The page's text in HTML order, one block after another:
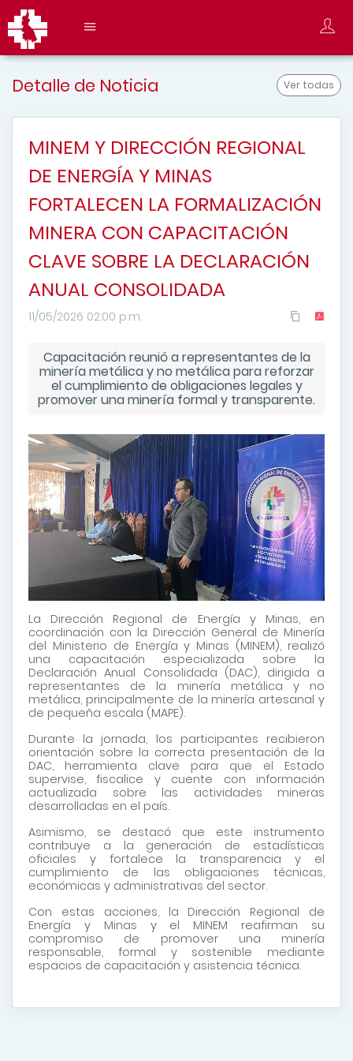
Ver todas
Detalle de Noticia
MINEM Y DIRECCIÓN REGIONAL
DE ENERGÍA Y MINAS
FORTALECEN LA FORMALIZACIÓN
MINERA CON CAPACITACIÓN
CLAVE SOBRE LA DECLARACIÓN
ANUAL CONSOLIDADA
11/05/2026 02:00 p.m.
Capacitación reunió a representantes de la
minería metálica y no metálica para reforzar
el cumplimiento de obligaciones legales y
promover una minería formal y transparente.
La Dirección Regional de Energía y Minas, en
coordinación con la Dirección General de Minería
del Ministerio de Energía y Minas (MINEM), realizó
una capacitación especializada sobre la
Declaración Anual Consolidada (DAC), dirigida a
representantes de la minería metálica y no
metálica, principalmente de la minería artesanal y
de pequeña escala (MAPE).
Durante la jornada, los participantes recibieron
orientación sobre la correcta presentación de la
DAC, herramienta clave para que el Estado
supervise, fiscalice y cuente con información
actualizada sobre las actividades mineras
desarrolladas en el país.
Asimismo, se destacó que este instrumento
contribuye a la generación de estadísticas
oficiales y fortalece la transparencia y el
cumplimiento de las obligaciones técnicas,
económicas y administrativas del sector.
Con estas acciones, la Dirección Regional de
Energía y Minas y el MINEM reafirman su
compromiso de promover una minería
responsable, formal y sostenible mediante
espacios de capacitación y asistencia técnica.